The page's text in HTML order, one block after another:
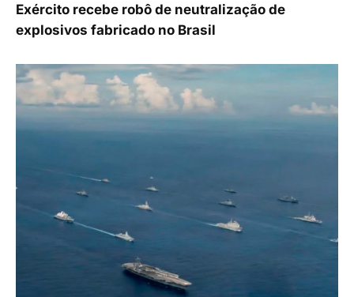
Exército recebe robô de neutralização de
explosivos fabricado no Brasil